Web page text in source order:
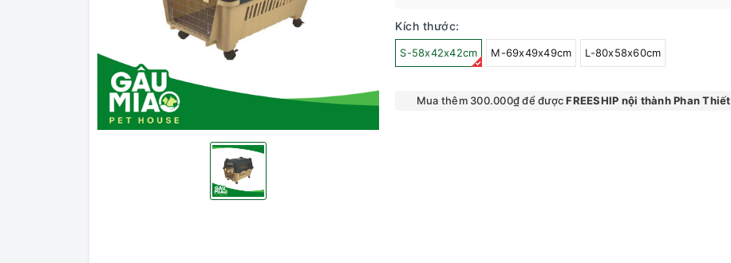
Kích thước:
S-58x42x42cm M-69x49x49cm L-80x58x60cm
Mua thêm 300.000₫ để đượcFREESHIP nội thành Phan Thiết